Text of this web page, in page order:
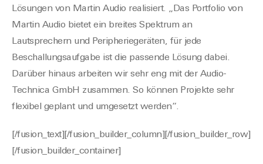
Lösungen von Martin Audio realisiert. „Das Portfolio von
Martin Audio bietet ein breites Spektrum an
Lautsprechern und Peripheriegeräten, für jede
Beschallungsaufgabe ist die passende Lösung dabei.
Darüber hinaus arbeiten wir sehr eng mit der Audio-
Technica GmbH zusammen. So können Projekte sehr
flexibel geplant und umgesetzt werden“.
[/fusion_text][/fusion_builder_column][/fusion_builder_row]
[/fusion_builder_container]